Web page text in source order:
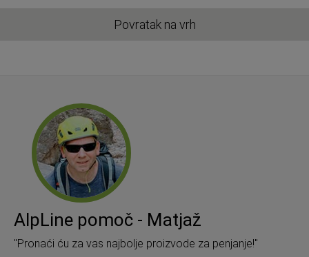
Povratak na vrh
AlpLine pomoč - Matjaž
"Pronaći ću za vas najbolje proizvode za penjanje!"